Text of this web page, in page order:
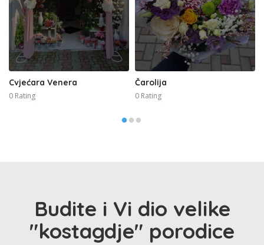
Cvjećara Venera
0 Rating
Čarolija
0 Rating
Budite i Vi dio velike
"kostagdje" porodice